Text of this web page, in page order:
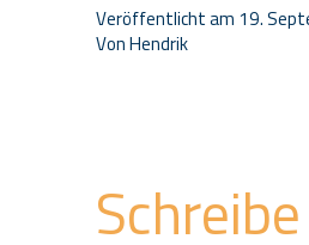
Veröffentlicht am 19.
VonHendrik